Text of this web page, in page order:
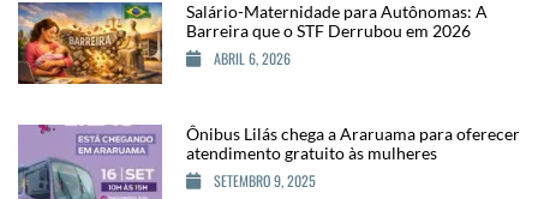
Salário-Maternidade para Autônomas: A
Barreira que o STF Derrubou em 2026
ABRIL 6, 2026
Ônibus Lilás chega a Araruama para oferecer
atendimento gratuito às mulheres
SETEMBRO 9, 2025